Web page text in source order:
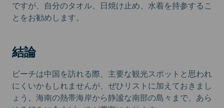
ですが、自分のタオル、日焼け止め、水着を持参するこ
とをお勧めします。
結論
ビーチは中国を訪れる際、主要な観光スポットと思われ
にくいかもしれませんが、ぜひリストに加えておきまし
ょう。海南の熱帯海岸から静謐な南部の島々まで、あら